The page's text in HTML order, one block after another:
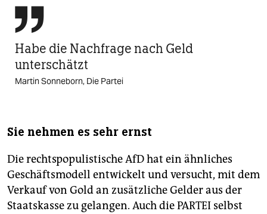

Habe die ­­­Nachfrage nach Geld
unterschätzt
Martin Sonneborn, Die Partei
Sie nehmen es sehr ernst
Die rechtspopulistische AfD hat ein ähnliches
Geschäftsmodell entwickelt und versucht, mit dem
Verkauf von Gold an zusätzliche Gelder aus der
Staatskasse zu gelangen. Auch die PARTEI selbst